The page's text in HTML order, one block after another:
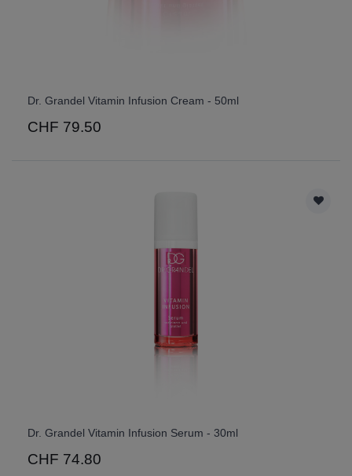
Dr. Grandel Vitamin Infusion Cream - 50ml
CHF 79.50
Dr. Grandel Vitamin Infusion Serum - 30ml
CHF 74.80